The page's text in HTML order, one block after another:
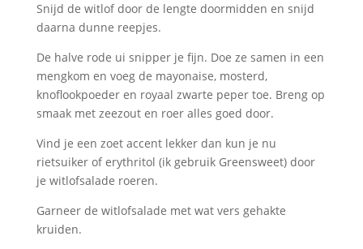
Snijd de witlof door de lengte doormidden en snijd
daarna dunne reepjes.
De halve rode ui snipper je fijn. Doe ze samen in een
mengkom en voeg de mayonaise, mosterd,
knoflookpoeder en royaal zwarte peper toe. Breng op
smaak met zeezout en roer alles goed door.
Vind je een zoet accent lekker dan kun je nu
rietsuiker of erythritol (ik gebruik Greensweet) door
je witlofsalade roeren.
Garneer de witlofsalade met wat vers gehakte
kruiden.